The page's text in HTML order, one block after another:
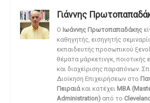
Γιάννης
O Ιωάννης Πρωτοπαπαδάκης
καθηγητής, εισηγητής
εκπαιδευτής προσωπικού
θέματα μάρκετινγκ, ποιοτικής
και διαχείρισης παραπόνων.
Διοίκηση Επιχειρήσεων στο
Πειραιάκαι κατέχει MBA
Administration) από το